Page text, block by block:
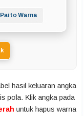
Paito Warna
hasil keluaran angka
pola. Klik angka pada
untuk hapus warna